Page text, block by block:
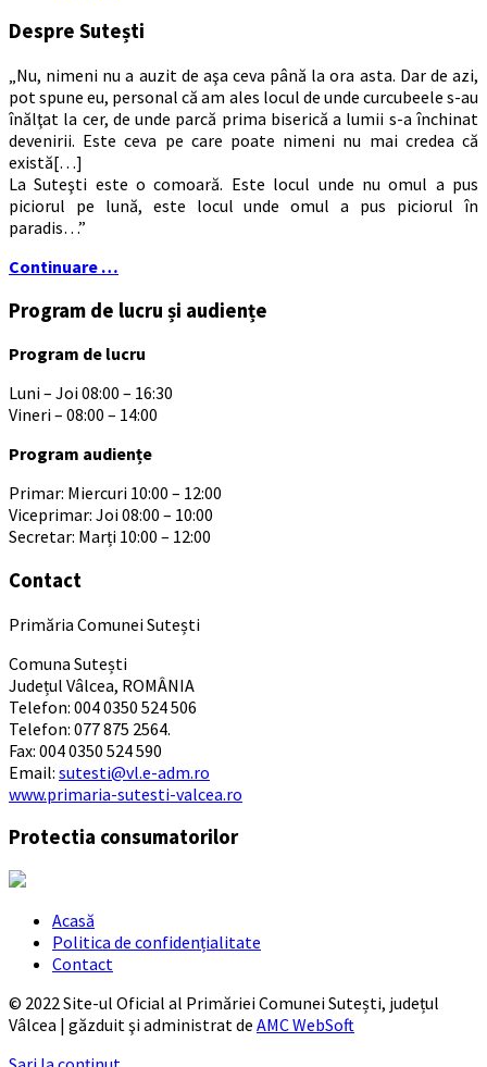
Despre Sutești
„Nu, nimeni nu a auzit de aşa ceva până la ora asta. Dar de azi,
pot spune eu, personal că am ales locul de unde curcubeele s-au
înălţat la cer, de unde parcă prima biserică a lumii s-a închinat
devenirii. Este ceva pe care poate nimeni nu mai credea că
există[…]
La Suteşti este o comoară. Este locul unde nu omul a pus
piciorul pe lună, este locul unde omul a pus piciorul în
paradis…”
Continuare …
Program de lucru și audiențe
Program de lucru
Luni – Joi 08:00 – 16:30
Vineri – 08:00 – 14:00
Program audiențe
Primar: Miercuri 10:00 – 12:00
Viceprimar: Joi 08:00 – 10:00
Secretar: Marți 10:00 – 12:00
Contact
Primăria Comunei Sutești
Comuna Sutești
Județul Vâlcea, ROMÂNIA
Telefon: 004 0350 524 506
Telefon: 077 875 2564.
Fax: 004 0350 524 590
Email: sutesti@vl.e-adm.ro
www.primaria-sutesti-valcea.ro
Protectia consumatorilor
Acasă
Politica de confidențialitate
Contact
© 2022 Site-ul Oficial al Primăriei Comunei Sutești, județul
Vâlcea | găzduit şi administrat de AMC WebSoft